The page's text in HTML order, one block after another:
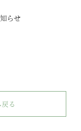
らせ
る